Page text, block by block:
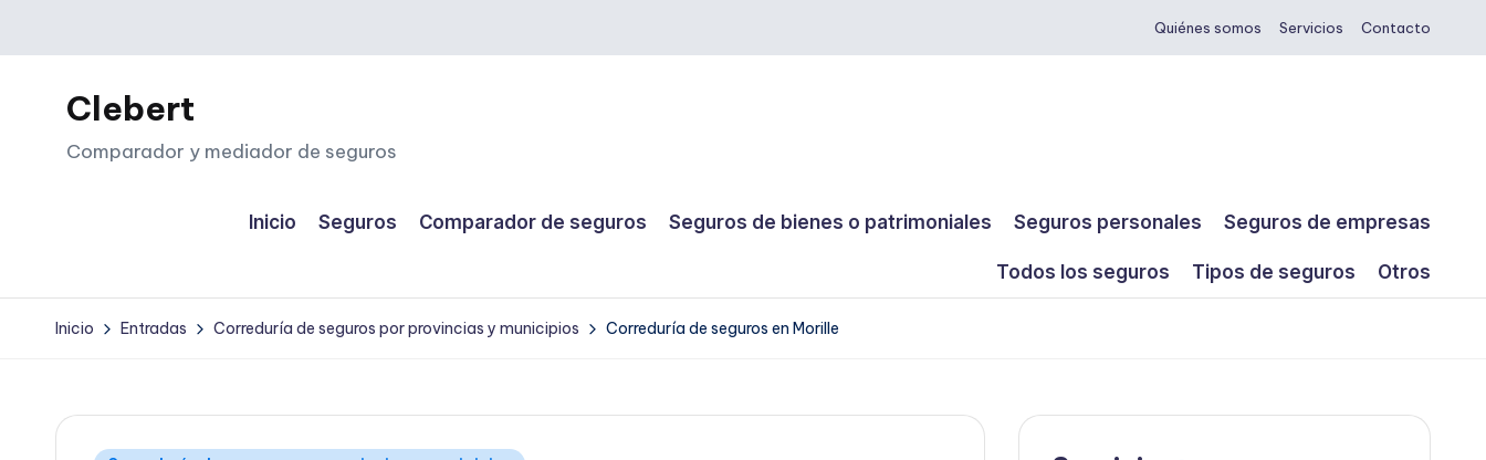
Saltar
contenido
Quiénes somos Servicios Contacto
Clebert
Comparador y mediador de seguros
Inicio Seguros Comparador de seguros Seguros de bienes o patrimoniales Seguros personales Seguros de empresas
Todos los seguros Tipos de seguros Otros
Inicio Entradas Correduría de seguros por provincias y municipios Correduría de seguros en Morille